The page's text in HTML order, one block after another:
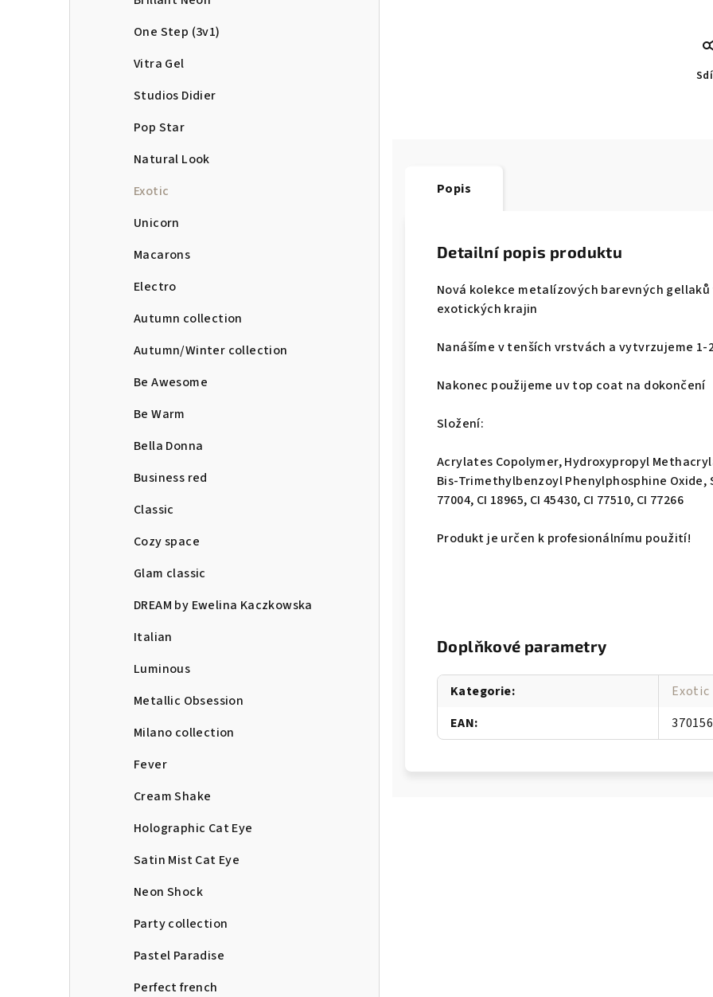
One Step (3v1)
Vitra Gel
Studios Didier
Pop Star
Natural Look
Exotic
Unicorn
Macarons
Electro
Autumn collection
Autumn/Winter collection
Be Awesome
Be Warm
Bella Donna
Business red
Classic
Cozy space
Glam classic
DREAM by Ewelina Kaczkowska
Italian
Luminous
Metallic Obsession
Milano collection
Fever
Cream Shake
Holographic Cat Eye
Satin Mist Cat Eye
Neon Shock
Party collection
Pastel Paradise
Perfect french
Popis
Detailní popis produktu
Nová kolekce metalízových barevných
exotických krajin
Nanášíme v tenších vrstvách a vytvrzujeme 1-2
Nakonec použijeme uv top coat na dokončení
Složení:
Acrylates Copolymer, Hydroxypropyl
Bis-Trimethylbenzoyl Phenylphosphine Oxide,
77004, CI 18965, CI 45430, CI 77510, CI 77266
Produkt je určen k profesionálnímu použití!
Doplňkové parametry
Kategorie:
Exotic
EAN: